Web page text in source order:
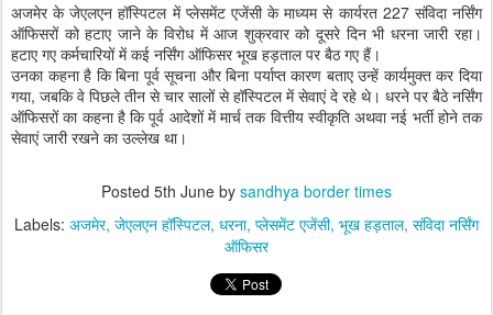
अजमेर के जेएलएन हॉस्पिटल में प्लेसमेंट एजेंसी के माध्यम से कार्यरत 227 संविदा नर्सिंग
ऑफिसरों को हटाए जाने के विरोध में आज शुक्रवार को दूसरे दिन भी धरना जारी रहा।
हटाए गए कर्मचारियों में कई नर्सिंग ऑफिसर भूख हड़ताल पर बैठ गए हैं।
उनका कहना है कि बिना पूर्व सूचना और बिना पर्याप्त कारण बताए उन्हें कार्यमुक्त कर दिया
गया, जबकि वे पिछले तीन से चार सालों से हॉस्पिटल में सेवाएं दे रहे थे। धरने पर बैठे नर्सिंग
ऑफिसरों का कहना है कि पूर्व आदेशों में मार्च तक वित्तीय स्वीकृति अथवा नई भर्ती होने तक
सेवाएं जारी रखने का उल्लेख था।
Posted 5th June by sandhya border times
Labels: अजमेर जेएलएन हॉस्पिटल धरना प्लेसमेंट एजेंसी भूख हड़ताल संविदा नर्सिंग
ऑफिसर